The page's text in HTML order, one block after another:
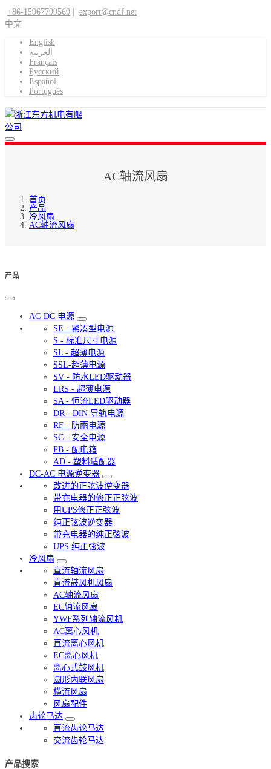
+86-15967799569
export@cndf.net
中文
English
العربية
Français
Pусский
Español
Português
AC轴流风扇
首页
产品
冷风扇
AC轴流风扇
产品
AC-DC 电源
SE - 紧凑型电源
S - 标准尺寸电源
SL - 超薄电源
SSL-超薄电源
SV - 防水LED驱动器
LRS - 超薄电源
SA - 恒流LED驱动器
DR - DIN 导轨电源
RF - 防雨电源
SC - 安全电源
PB - 配电箱
AD - 塑料适配器
DC-AC 电源逆变器
改进的正弦波逆变器
带充电器的修正正弦波
用UPS修正正弦波
纯正弦波逆变器
带充电器的纯正弦波
UPS 纯正弦波
冷风扇
直流轴流风扇
直流鼓风机风扇
AC轴流风扇
EC轴流风扇
YWF系列轴流风机
AC离心风机
直流离心风机
EC离心风机
离心式鼓风机
圆形内联风扇
横流风扇
风扇配件
齿轮马达
直流齿轮马达
交流齿轮马达
产品搜索